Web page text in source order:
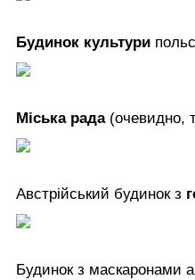
Будинок культури
Міська рада(очевидно,
Австрійський будинок з
Будинок з маскаронами